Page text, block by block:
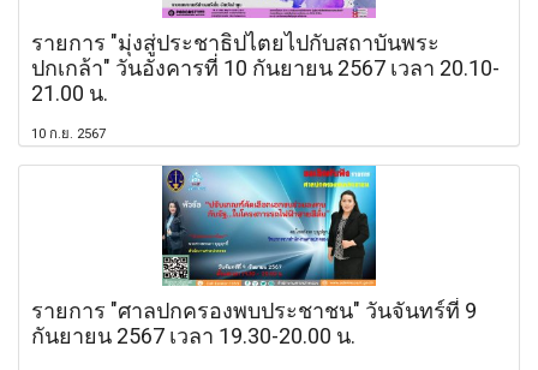
รายการ "มุ่งสู่ประชาธิปไตยไปกับสถาบันพระ
ปกเกล้า" วันอังคารที่ 10 กันยายน 2567 เวลา 20.10-
21.00 น.
10 ก.ย. 2567
รายการ "ศาลปกครองพบประชาชน" วันจันทร์ที่ 9
กันยายน 2567 เวลา 19.30-20.00 น.